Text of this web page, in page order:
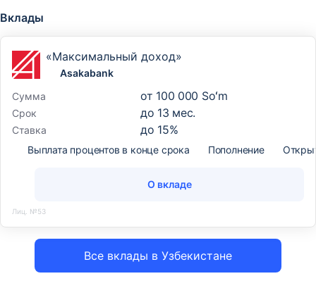
4 Садерат Банк
4 Садерат Банк
Вклады
Все вклады в Узбекистане
«Максимальный доход»
Asakabank
Сумма
от 100 000 Soʻm
Срок до 13 мес.
Ставка до 15%
Выплата процентов в конце срока Пополнение
О вкладе
Лиц. №53